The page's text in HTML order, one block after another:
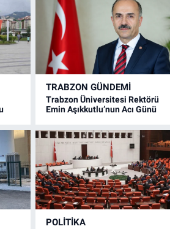
TRABZON GÜNDEMİ
Trabzon Üniversitesi Rektörü
Emin Aşıkkutlu’nun Acı Günü
POLİTİKA